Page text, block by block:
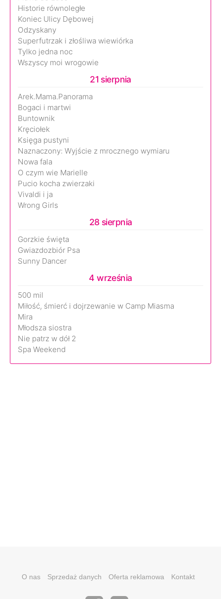
Historie równoległe
Koniec Ulicy Dębowej
Odzyskany
Superfutrzak i złośliwa wiewiórka
Tylko jedna noc
Wszyscy moi wrogowie
21 sierpnia
Arek.Mama.Panorama
Bogaci i martwi
Buntownik
Kręciołek
Księga pustyni
Naznaczony: Wyjście z mrocznego wymiaru
Nowa fala
O czym wie Marielle
Pucio kocha zwierzaki
Vivaldi i ja
Wrong Girls
28 sierpnia
Gorzkie święta
Gwiazdozbiór Psa
Sunny Dancer
4 września
500 mil
Miłość, śmierć i dojrzewanie w Camp Miasma
Mira
Młodsza siostra
Nie patrz w dół 2
Spa Weekend
O nas Sprzedaż danych Oferta reklamowa Kontakt